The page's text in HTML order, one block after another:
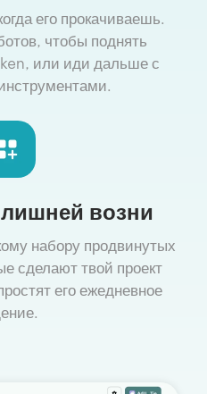
его прокачиваешь.
чтобы поднять
или иди дальше с
возни
набору продвинутых
сделают твой проект
его ежедневное